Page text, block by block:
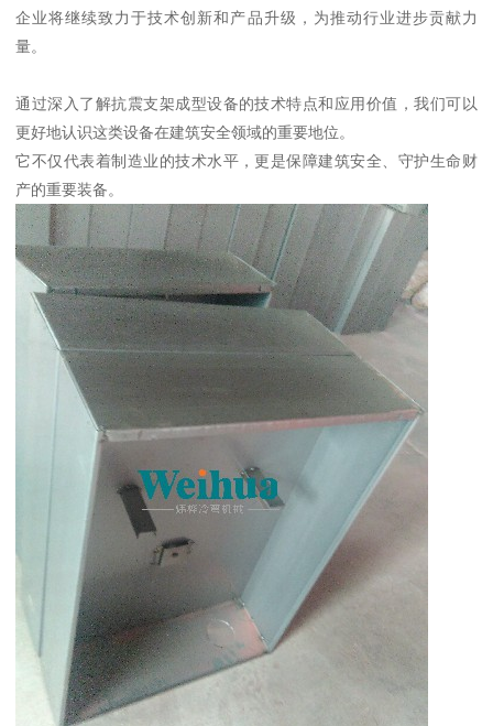
企业将继续致力于技术创新和产品升级，为推动行业进步贡献力
量。
通过深入了解抗震支架成型设备的技术特点和应用价值，我们可以
更好地认识这类设备在建筑安全领域的重要地位。
它不仅代表着制造业的技术水平，更是保障建筑安全、守护生命财
产的重要装备。